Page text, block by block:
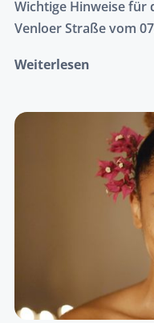
Wichtige Hinweise für
Venloer Straße vom
Weiterlesen